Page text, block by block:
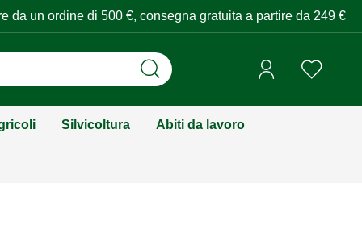
da un ordine di 500 €, consegna gratuita a partire da 249 €
Silvicoltura Abiti da lavoro